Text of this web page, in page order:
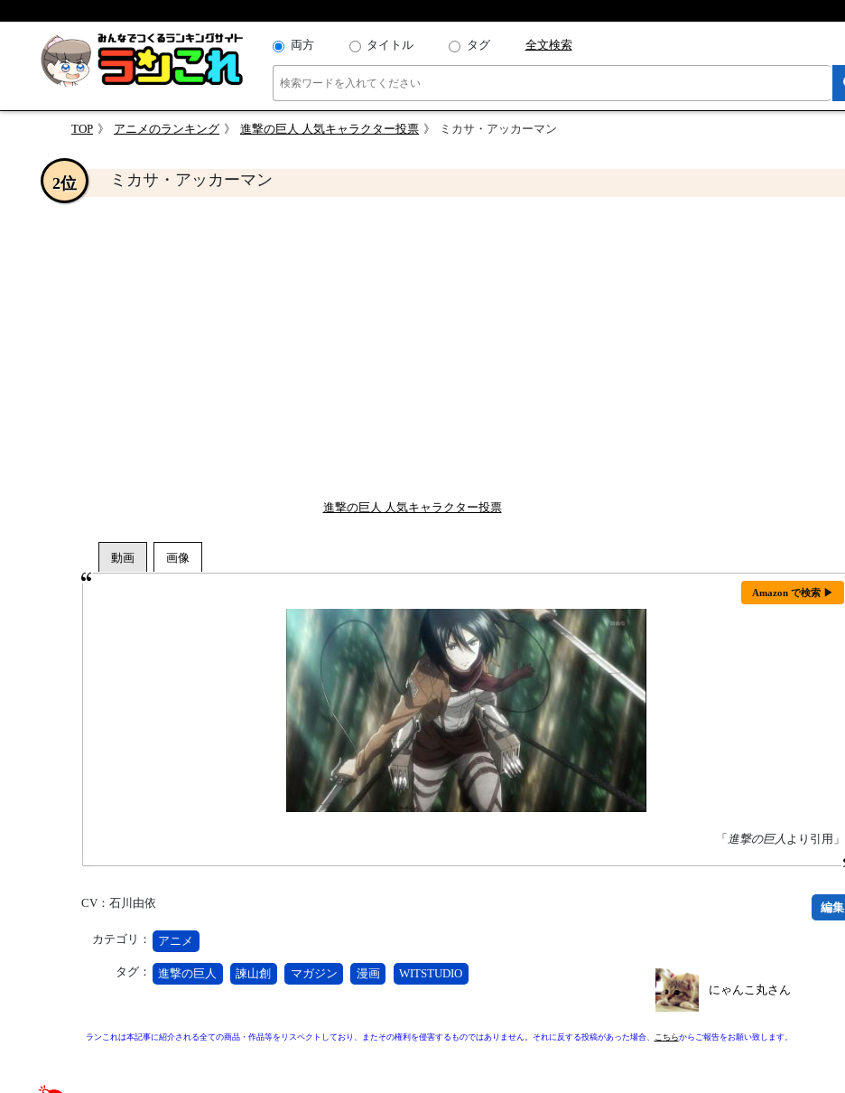
両方 タイトル タグ 全文検索
TOP アニメのランキング 進撃の巨人 人気キャラクター投票 ミカサ・アッカーマン
ミカサ・アッカーマン
2位
進撃の巨人 人気キャラクター投票
Amazon で検索 ▶
「 進撃の巨人 より引用」
CV：石川由依
カテゴリ： アニメ
タグ： 進撃の巨人 諫山創 マガジン 漫画 WITSTUDIO
編集
にゃんこ丸さん
ランこれは本記事に紹介される全ての商品・作品等をリスペクトしており、またその権利を侵害するものではありません。それに反する投稿があった場合、 こちらからご報告をお願い致します。